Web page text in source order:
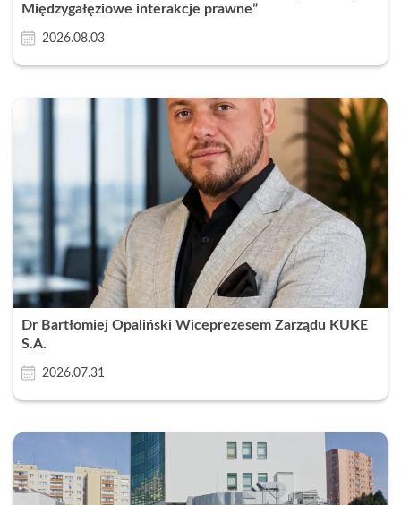
Międzygałęziowe interakcje prawne”
2026.08.03
Dr Bartłomiej Opaliński Wiceprezesem Zarządu KUKE
S.A.
2026.07.31